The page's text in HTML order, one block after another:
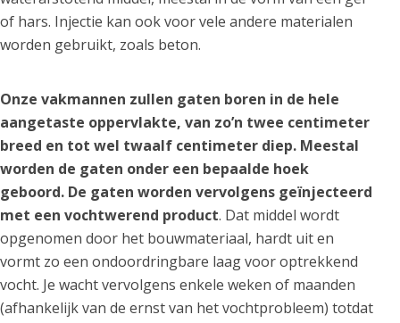
of hars. Injectie kan ook voor vele andere materialen
worden gebruikt, zoals beton.
Onze vakmannen zullen gaten boren in de hele
aangetaste oppervlakte, van zo’n twee centimeter
breed en tot wel twaalf centimeter diep. Meestal
worden de gaten onder een bepaalde hoek
geboord. De gaten worden vervolgens geïnjecteerd
met een vochtwerend product. Dat middel wordt
opgenomen door het bouwmateriaal, hardt uit en
vormt zo een ondoordringbare laag voor optrekkend
vocht. Je wacht vervolgens enkele weken of maanden
(afhankelijk van de ernst van het vochtprobleem) totdat